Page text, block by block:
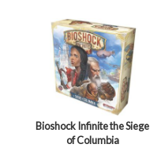
Bioshock Infinite the Siege
of Columbia